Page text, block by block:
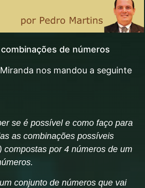
de números
nos mandou a seguinte
se é possível e como faço para
as combinações possíveis
compostas por 4 números de um
conjunto de números que vai